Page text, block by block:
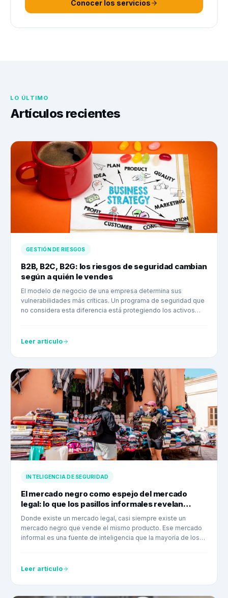
Conocer los servicios
LO ÚLTIMO
Artículos recientes
GESTIÓN DE RIESGOS
B2B, B2C, B2G: los riesgos de seguridad cambian
según a quién le vendes
El modelo de negocio de una empresa determina sus
vulnerabilidades más críticas. Un programa de seguridad que
no considera esta diferencia está protegiendo los activos
Leer artículo
INTELIGENCIA DE SEGURIDAD
El mercado negro como espejo del mercado
legal: lo que los pasillos informales revelan
sobre tu operación
Donde existe un mercado legal, casi siempre existe un
mercado negro que vende el mismo producto. Ese mercado
informal es una fuente de inteligencia que la mayoría de los
Leer artículo